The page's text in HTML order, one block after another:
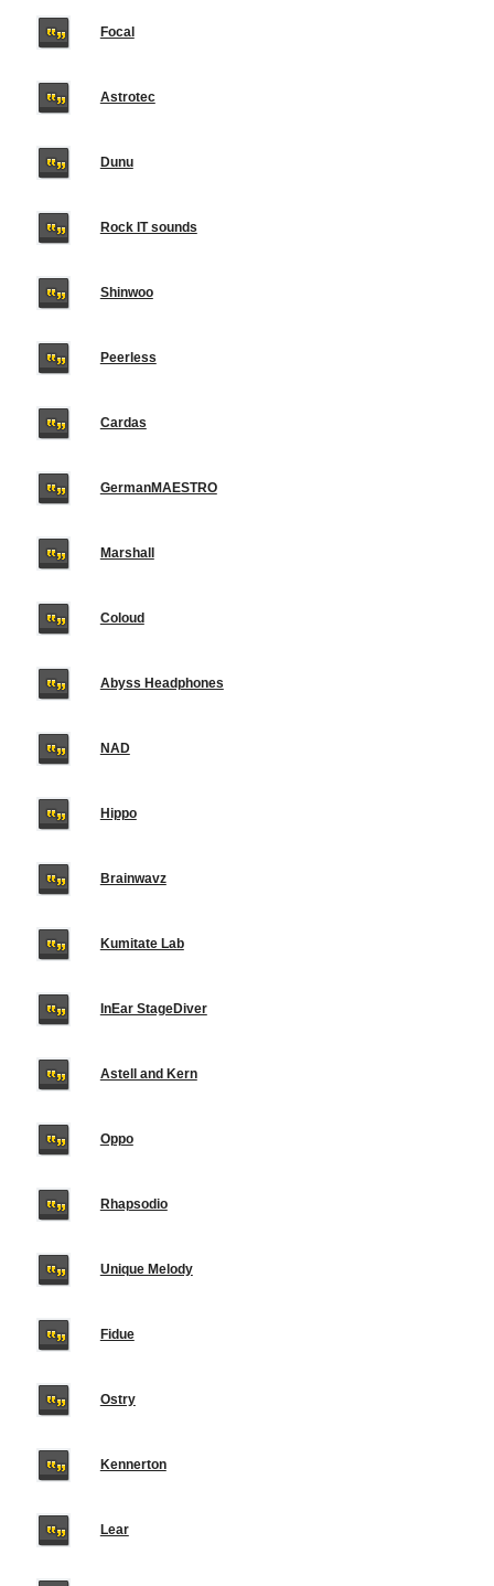
Focal
Astrotec
Dunu
Rock IT sounds
Shinwoo
Peerless
Cardas
GermanMAESTRO
Marshall
Coloud
Abyss Headphones
NAD
Hippo
Brainwavz
Kumitate Lab
InEar StageDiver
Astell and Kern
Oppo
Rhapsodio
Unique Melody
Fidue
Ostry
Kennerton
Lear